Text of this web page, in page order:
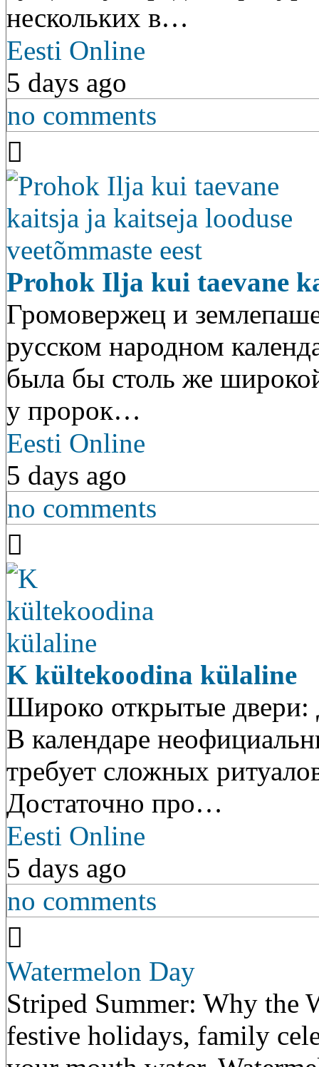
нескольких в…
Eesti Online
5 days ago
no comments
Prohok Ilja kui taevane
Громовержец и
русском народном
была бы столь же
у пророк…
Eesti Online
5 days ago
no comments
K kültekoodina külaline
Широко открытые двери:
В календаре
требует сложных
Достаточно про…
Eesti Online
5 days ago
no comments
Watermelon Day
Striped Summer: Why the
festive holidays, family